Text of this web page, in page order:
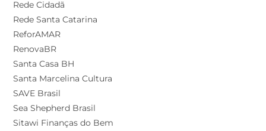
Rede Cidadã
Rede Santa Catarina
ReforAMAR
RenovaBR
Santa Casa BH
Santa Marcelina Cultura
SAVE Brasil
Sea Shepherd Brasil
Sitawi Finanças do Bem